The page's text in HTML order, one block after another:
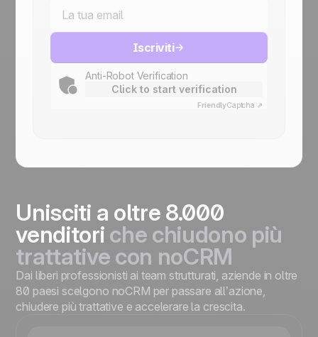
Iscriviti
Anti-Robot Verification
Click to start verification
FriendlyCaptcha ⇗
Unisciti a oltre 8.000
venditori che chiudono più
trattative con noCRM
Dai liberi professionisti ai team strutturati, aziende in oltre
80 paesi scelgono noCRM per passare all’azione,
chiudere più trattative e accelerare la crescita.